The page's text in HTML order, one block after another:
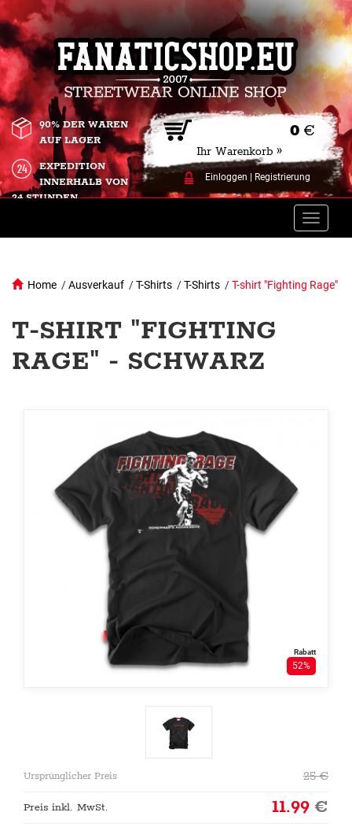
0 €
Ihr Warenkorb »
Einloggen Registrierung
90% DER WAREN
AUF LAGER
EXPEDITION
INNERHALB VON
24 STUNDEN.
Toggle
Home /Ausverkauf /T-Shirts /T-Shirts /T-shirt "Fighting Rage"
T-SHIRT "FIGHTING
RAGE" - SCHWARZ
Rabatt
52%
Ursprünglicher Preis 25€
Preis inkl. MwSt. 11.99€